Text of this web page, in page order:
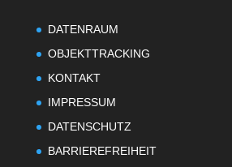
DATENRAUM
OBJEKTTRACKING
KONTAKT
IMPRESSUM
DATENSCHUTZ
BARRIEREFREIHEIT